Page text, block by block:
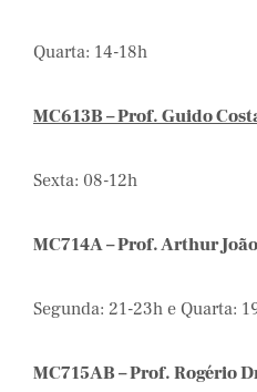
Quarta: 14-18h
MC613B – Prof. Guido
Sexta: 08-12h
MC714A – Prof. Arthur
Segunda: 21-23h e Quarta:
MC715AB – Prof. Rogério